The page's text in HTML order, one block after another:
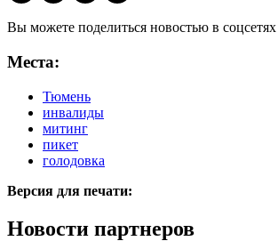
Вы можете поделиться новостью в соцсетях
Места:
Тюмень
инвалиды
митинг
пикет
голодовка
Версия для печати:
Новости партнеров